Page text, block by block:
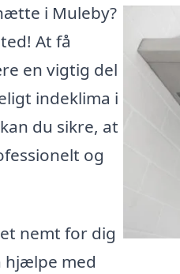
i Muleby?
At få
en vigtig del
indeklima i
du sikre, at
og
nemt for dig
hjælpe med